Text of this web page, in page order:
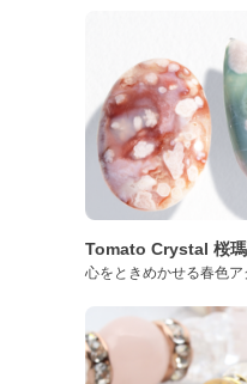
Tomato Crystal 桜
心をときめかせる春色ア